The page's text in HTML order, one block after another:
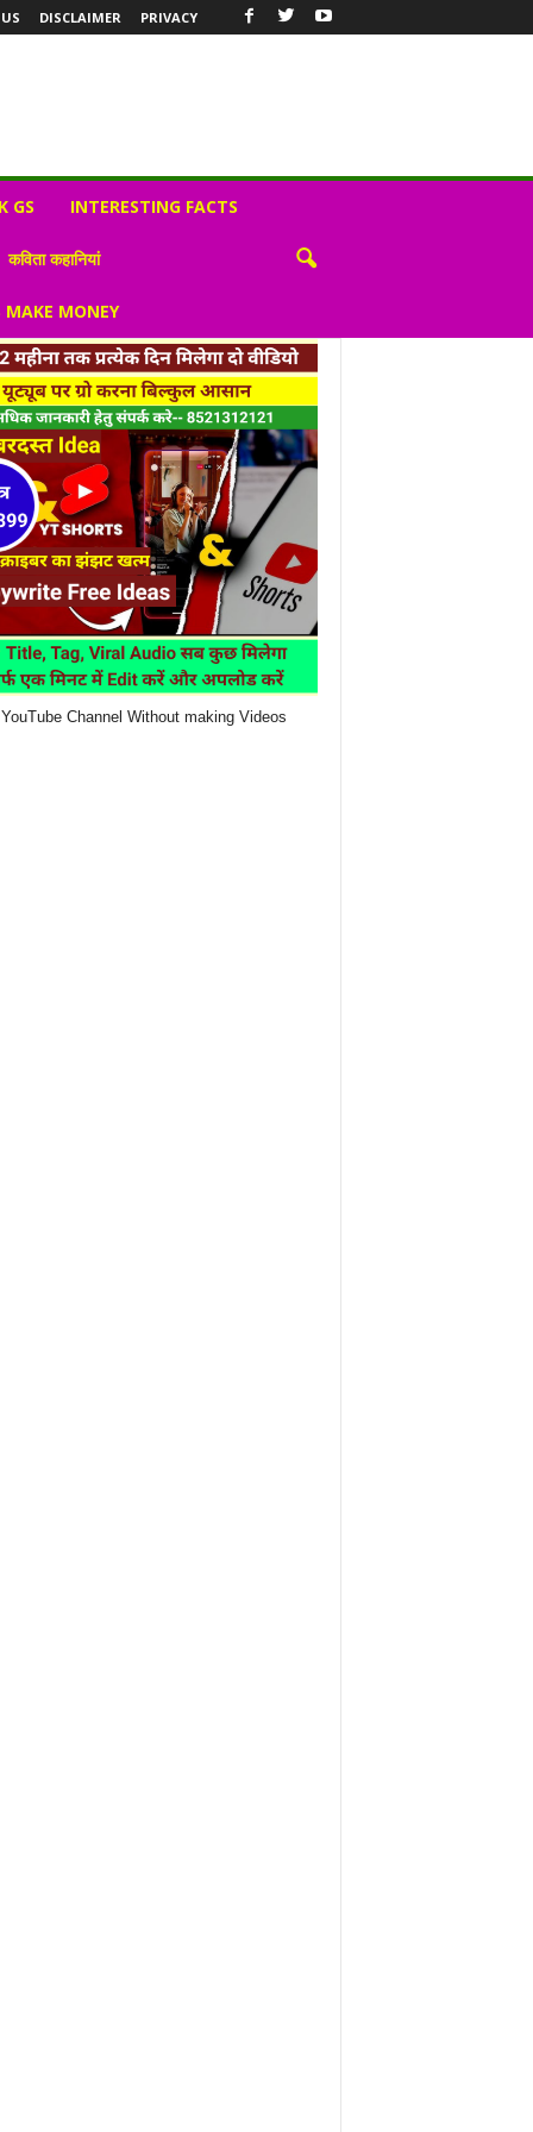
DISCLAIMER PRIVACY
GS INTERESTING FACTS
कविता कहानियां
MONEY
Channel Without making Videos